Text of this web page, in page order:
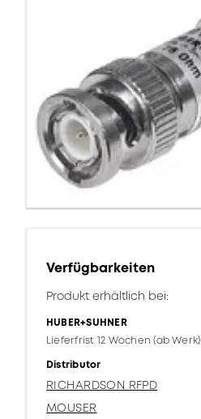
Verfügbarkeiten
Produkt erhältlich bei:
HUBER+SUHNER
Lieferfrist 12 Wochen (ab Werk)
Distributor
RICHARDSON RFPD
MOUSER